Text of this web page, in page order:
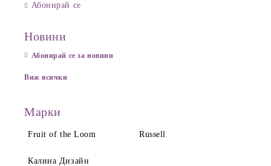
Абонирай се
Новини
Абонирай се за новини
Виж всички
Марки
Fruit of the Loom Russell
Калина Дизайн